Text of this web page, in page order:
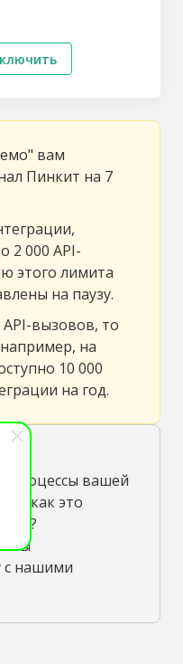
вам
Пинкит на 7
2 000 API-
этого лимита
на паузу.
вызовов, то
на
10 000
на год.
процессы вашей
как это
с нашими